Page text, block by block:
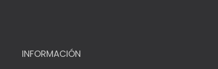
INFORMACIÓN